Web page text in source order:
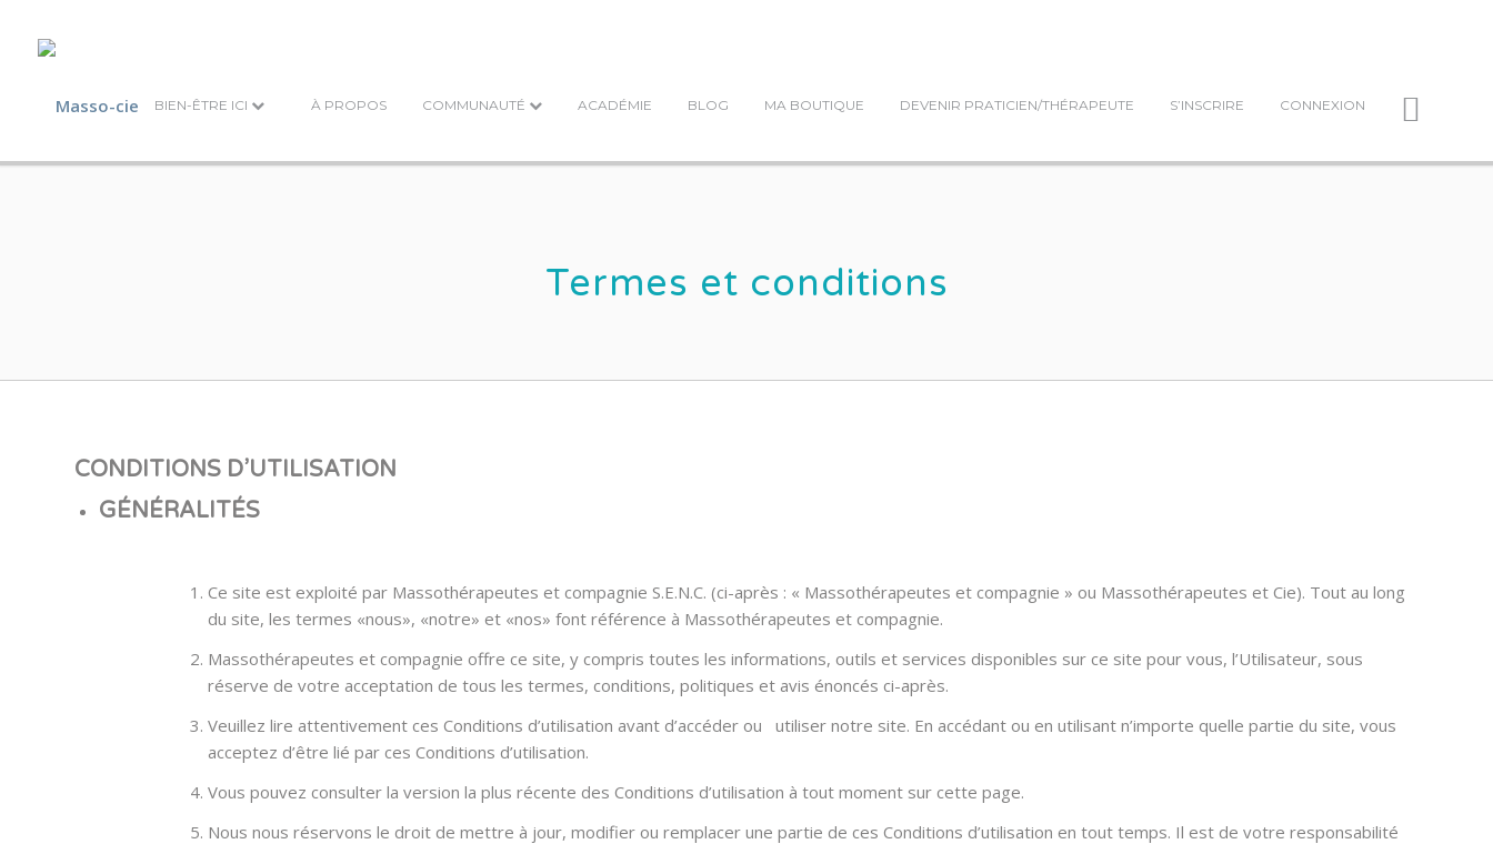
BIEN-ÊTRE ICI À PROPOS COMMUNAUTÉ ACADÉMIE BLOG MA BOUTIQUE DEVENIR PRATICIEN/THÉRAPEUTE S’INSCRIRE CONNEXION
Termes et conditions
CONDITIONS D’UTILISATION
GÉNÉRALITÉS
Ce site est exploité par Massothérapeutes et compagnie S.E.N.C. (ci-après : « Massothérapeutes et compagnie » ou Massothérapeutes et Cie). Tout au long
du site, les termes «nous», «notre» et «nos» font référence à Massothérapeutes et compagnie.
Massothérapeutes et compagnie offre ce site, y compris toutes les informations, outils et services disponibles sur ce site pour vous, l’Utilisateur, sous
réserve de votre acceptation de tous les termes, conditions, politiques et avis énoncés ci-après.
Veuillez lire attentivement ces Conditions d’utilisation avant d’accéder ou utiliser notre site. En accédant ou en utilisant n’importe quelle partie du site, vous
acceptez d’être lié par ces Conditions d’utilisation.
Vous pouvez consulter la version la plus récente des Conditions d’utilisation à tout moment sur cette page.
Nous nous réservons le droit de mettre à jour, modifier ou remplacer une partie de ces Conditions d’utilisation en tout temps. Il est de votre responsabilité